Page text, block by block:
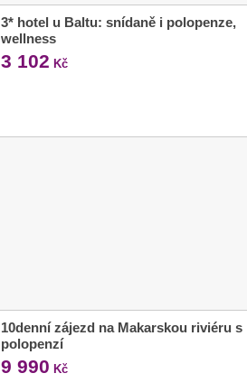
3* hotel u Baltu: snídaně i polopenze,
wellness
3 102 Kč
10denní zájezd na Makarskou riviéru s
polopenzí
9 990 Kč